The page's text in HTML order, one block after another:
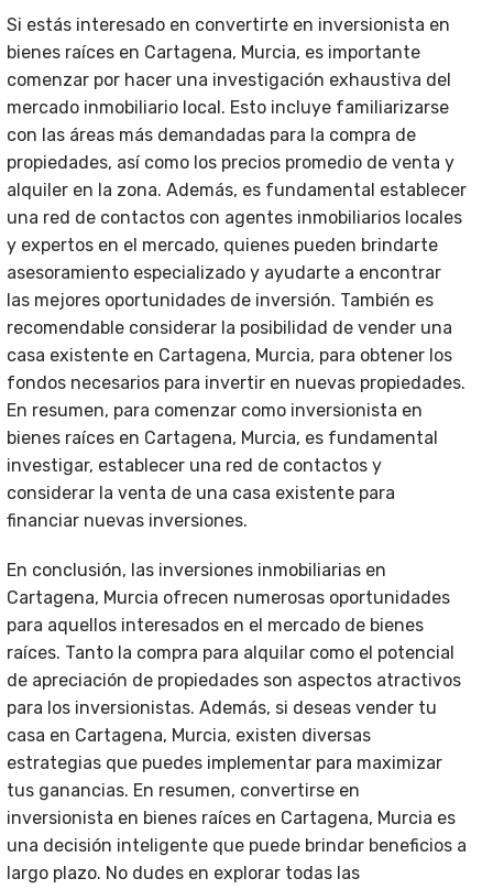
Si estás interesado en convertirte en inversionista en
bienes raíces en Cartagena, Murcia, es importante
comenzar por hacer una investigación exhaustiva del
mercado inmobiliario local. Esto incluye familiarizarse
con las áreas más demandadas para la compra de
propiedades, así como los precios promedio de venta y
alquiler en la zona. Además, es fundamental establecer
una red de contactos con agentes inmobiliarios locales
y expertos en el mercado, quienes pueden brindarte
asesoramiento especializado y ayudarte a encontrar
las mejores oportunidades de inversión. También es
recomendable considerar la posibilidad de vender una
casa existente en Cartagena, Murcia, para obtener los
fondos necesarios para invertir en nuevas propiedades.
En resumen, para comenzar como inversionista en
bienes raíces en Cartagena, Murcia, es fundamental
investigar, establecer una red de contactos y
considerar la venta de una casa existente para
financiar nuevas inversiones.
En conclusión, las inversiones inmobiliarias en
Cartagena, Murcia ofrecen numerosas oportunidades
para aquellos interesados en el mercado de bienes
raíces. Tanto la compra para alquilar como el potencial
de apreciación de propiedades son aspectos atractivos
para los inversionistas. Además, si deseas vender tu
casa en Cartagena, Murcia, existen diversas
estrategias que puedes implementar para maximizar
tus ganancias. En resumen, convertirse en
inversionista en bienes raíces en Cartagena, Murcia es
una decisión inteligente que puede brindar beneficios a
largo plazo. No dudes en explorar todas las